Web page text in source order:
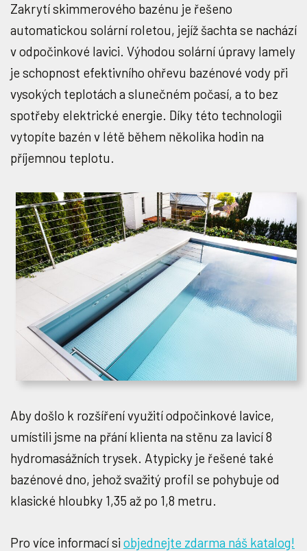
Zakrytí skimmerového bazénu je řešeno
automatickou solární roletou, jejíž šachta se nachází
v odpočinkové lavici. Výhodou solární úpravy lamely
je schopnost efektivního ohřevu bazénové vody při
vysokých teplotách a slunečném počasí, a to bez
spotřeby elektrické energie. Díky této technologii
vytopíte bazén v létě během několika hodin na
příjemnou teplotu.
Aby došlo k rozšíření využití odpočinkové lavice,
umístili jsme na přání klienta na stěnu za lavicí 8
hydromasážních trysek. Atypicky je řešené také
bazénové dno, jehož svažitý profil se pohybuje od
klasické hloubky 1,35 až po 1,8 metru.
Pro více informací si objednejte zdarma náš katalog!